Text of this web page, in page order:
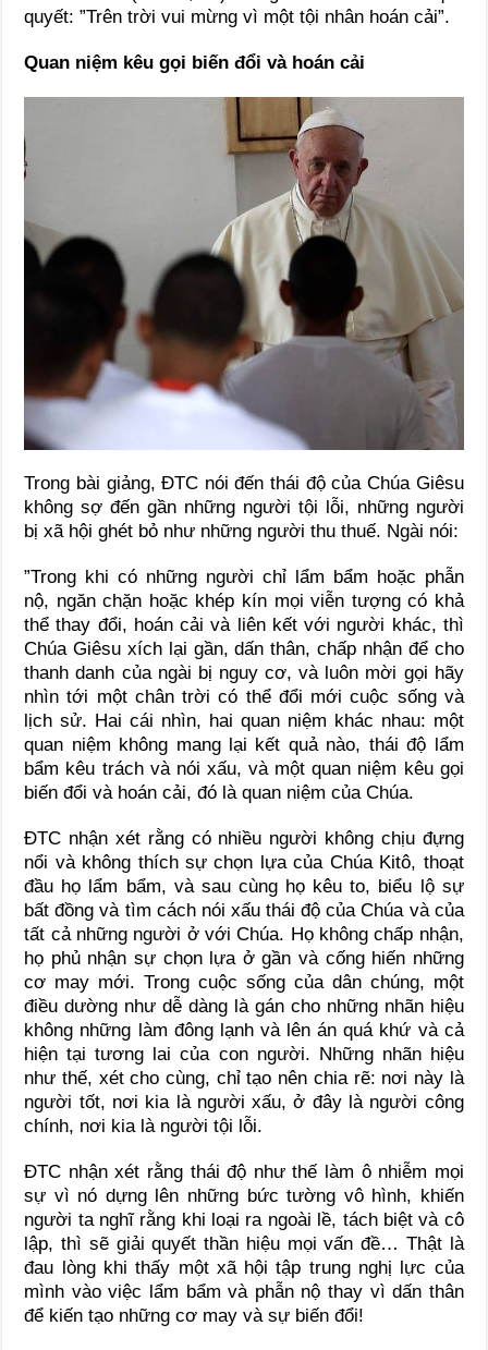
quyết: ”Trên trời vui mừng vì một tội nhân hoán cải”.
Quan niệm kêu gọi biến đổi và hoán cải
Trong bài giảng, ĐTC nói đến thái độ của Chúa Giêsu
không sợ đến gần những người tội lỗi, những người
bị xã hội ghét bỏ như những người thu thuế. Ngài nói:
”Trong khi có những người chỉ lẩm bẩm hoặc phẫn
nộ, ngăn chặn hoặc khép kín mọi viễn tượng có khả
thể thay đổi, hoán cải và liên kết với người khác, thì
Chúa Giêsu xích lại gần, dấn thân, chấp nhận để cho
thanh danh của ngài bị nguy cơ, và luôn mời gọi hãy
nhìn tới một chân trời có thể đổi mới cuộc sống và
lịch sử. Hai cái nhìn, hai quan niệm khác nhau: một
quan niệm không mang lại kết quả nào, thái độ lẩm
bẩm kêu trách và nói xấu, và một quan niệm kêu gọi
biến đổi và hoán cải, đó là quan niệm của Chúa.
ĐTC nhận xét rằng có nhiều người không chịu đựng
nổi và không thích sự chọn lựa của Chúa Kitô, thoạt
đầu họ lẩm bẩm, và sau cùng họ kêu to, biểu lộ sự
bất đồng và tìm cách nói xấu thái độ của Chúa và của
tất cả những người ở với Chúa. Họ không chấp nhận,
họ phủ nhận sự chọn lựa ở gần và cống hiến những
cơ may mới. Trong cuộc sống của dân chúng, một
điều dường như dễ dàng là gán cho những nhãn hiệu
không những làm đông lạnh và lên án quá khứ và cả
hiện tại tương lai của con người. Những nhãn hiệu
như thế, xét cho cùng, chỉ tạo nên chia rẽ: nơi này là
người tốt, nơi kia là người xấu, ở đây là người công
chính, nơi kia là người tội lỗi.
ĐTC nhận xét rằng thái độ như thế làm ô nhiễm mọi
sự vì nó dựng lên những bức tường vô hình, khiến
người ta nghĩ rằng khi loại ra ngoài lề, tách biệt và cô
lập, thì sẽ giải quyết thần hiệu mọi vấn đề… Thật là
đau lòng khi thấy một xã hội tập trung nghị lực của
mình vào việc lẩm bẩm và phẫn nộ thay vì dấn thân
để kiến tạo những cơ may và sự biến đổi!